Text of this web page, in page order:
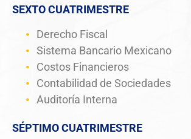
SEXTO CUATRIMESTRE
Derecho Fiscal
Sistema Bancario Mexicano
Costos Financieros
Contabilidad de Sociedades
Auditoría Interna
SÉPTIMO CUATRIMESTRE